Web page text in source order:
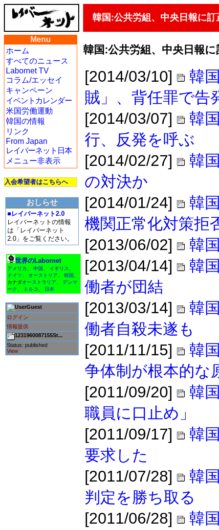
韓国:公共労組、中央日報に訂
Menu
ホーム
すべてのニュース
Labornet TV
コラム/エッセイ
キャンペーン
イベントカレンダー
米国労働運動
韓国の情報
リンク
From Japan
レイバーネット日本
メニュー非表示
入会希望者はこちらへ
おしらせ
■レイバーネット2.0
レイバーネットの情報
は「レイバーネット
2.0」をご覧ください。
世界のLabornet
アメリカ 中国 イギリス
ドイツ
オーストリア 韓国
カナダオーストラリア
デンマ
ーク
トルコ 日本
Guest
ログイン
情報提供
1231960087155St...
Status: published
View
韓国:公共労組、中央日報
[2014/03/10]
韓
賊」、背任罪で告
[2014/03/07]
韓
行、反発を呼ぶ
[2014/02/27]
韓
の対決か
[2014/01/24]
韓
機関正常化対策拒
[2013/06/02]
韓
[2013/04/14]
韓
働者が団結
[2013/03/14]
韓
働者自殺未遂も
[2011/11/15]
韓
争体制が根本的な
[2011/09/20]
韓
職員に口止め」
[2011/09/17]
韓
要求した
[2011/07/28]
韓
判定を勝ち取る
[2011/06/28]
韓